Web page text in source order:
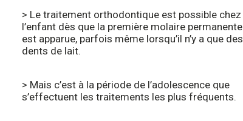
> Le traitement orthodontique est possible chez
l’enfant dès que la première molaire permanente
est apparue, parfois même lorsqu’il n’y a que des
dents de lait.
> Mais c’est à la période de l’adolescence que
s’effectuent les traitements les plus fréquents.